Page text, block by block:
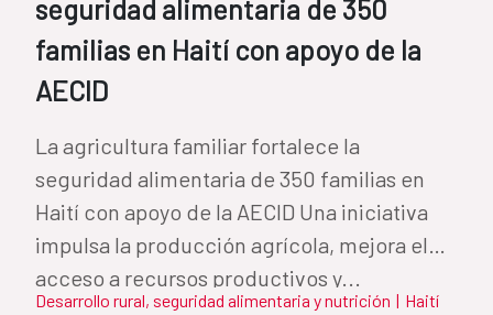
seguridad alimentaria de 350
familias en Haití con apoyo de la
AECID
La agricultura familiar fortalece la
seguridad alimentaria de 350 familias en
Haití con apoyo de la AECID Una iniciativa
impulsa la producción agrícola, mejora el
acceso a recursos productivos y...
Desarrollo rural, seguridad alimentaria y nutrición | Haití